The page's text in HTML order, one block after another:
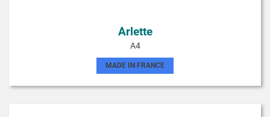
Arlette
A4
MADE IN FRANCE